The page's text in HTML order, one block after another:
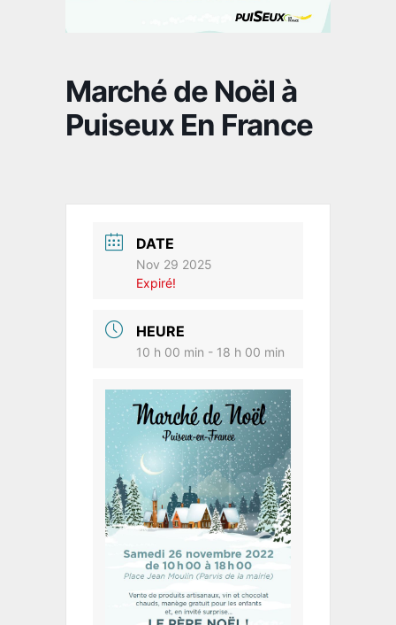
Marché de Noël à
Puiseux En France
DATE
Nov 29 2025
Expiré!
HEURE
10 h 00 min - 18 h 00 min